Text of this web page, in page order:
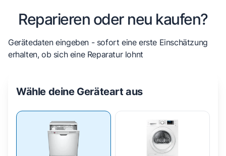
Reparieren oder neu kaufen?
Gerätedaten eingeben - sofort eine erste Einschätzung
erhalten, ob sich eine Reparatur lohnt
Wähle deine Geräteart aus